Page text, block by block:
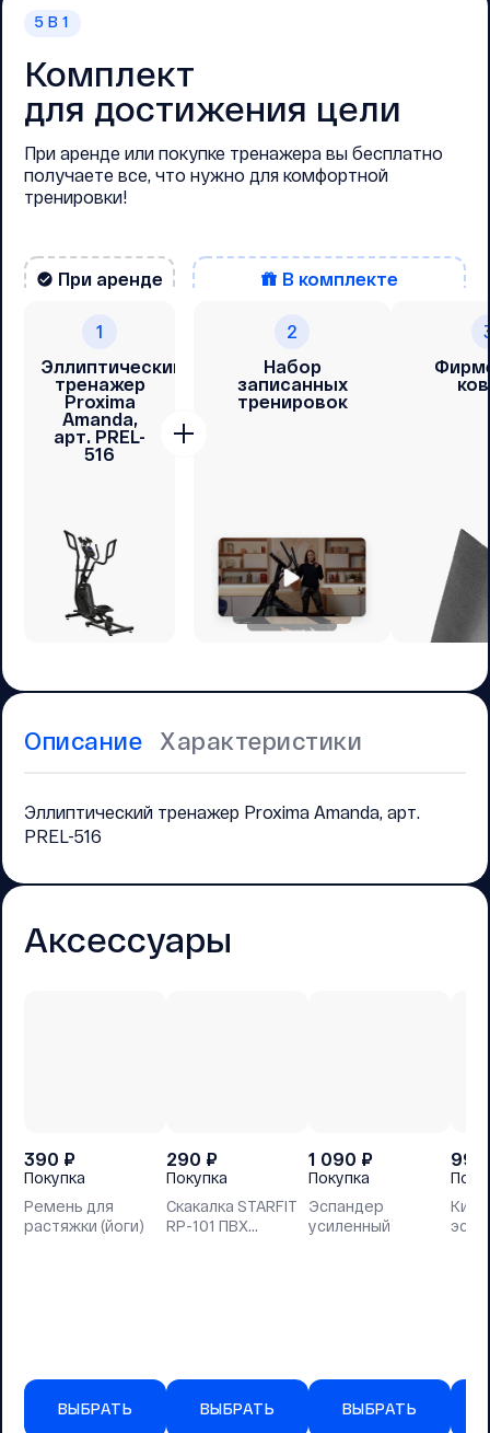
5 В 1
Комплект
для достижения цели
При аренде или покупке тренажера вы бесплатно
получаете все, что нужно для комфортной
тренировки!
При аренде
1
Эллиптический
тренажер
Proxima
Amanda,
арт. PREL-
516
В комплекте
2
Набор
записанных
тренировок
Описание Характеристики
Эллиптический тренажер Proxima Amanda, арт.
PREL-516
Аксессуары
390 ₽
Покупка
Ремень для
растяжки (йоги)
ВЫБРАТЬ
290 ₽
Покупка
Скакалка STARFIT
RP-101 ПВХ
ВЫБРАТЬ
1 090 ₽
Покупка
Эспандер
усиленный
ВЫБРАТЬ
990